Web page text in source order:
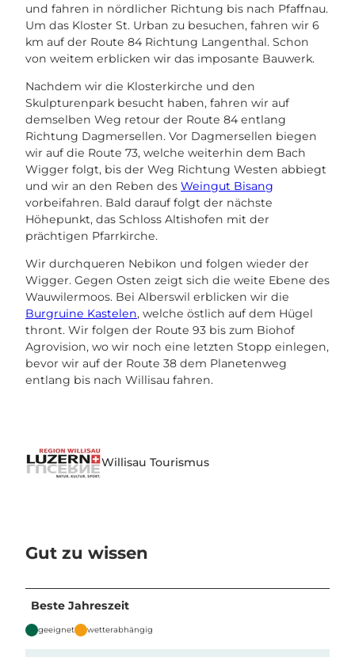
und fahren in nördlicher Richtung bis nach Pfaffnau.
Um das Kloster St. Urban zu besuchen, fahren wir 6
km auf der Route 84 Richtung Langenthal. Schon
von weitem erblicken wir das imposante Bauwerk.
Nachdem wir die Klosterkirche und den
Skulpturenpark besucht haben, fahren wir auf
demselben Weg retour der Route 84 entlang
Richtung Dagmersellen. Vor Dagmersellen biegen
wir auf die Route 73, welche weiterhin dem Bach
Wigger folgt, bis der Weg Richtung Westen abbiegt
und wir an den Reben des Weingut Bisang
vorbeifahren. Bald darauf folgt der nächste
Höhepunkt, das Schloss Altishofen mit der
prächtigen Pfarrkirche.
Wir durchqueren Nebikon und folgen wieder der
Wigger. Gegen Osten zeigt sich die weite Ebene des
Wauwilermoos. Bei Alberswil erblicken wir die
Burgruine Kastelen, welche östlich auf dem Hügel
thront. Wir folgen der Route 93 bis zum Biohof
Agrovision, wo wir noch eine letzten Stopp einlegen,
bevor wir auf der Route 38 dem Planetenweg
entlang bis nach Willisau fahren.
Willisau Tourismus
Gut zu wissen
Beste Jahreszeit
geeignet wetterabhängig